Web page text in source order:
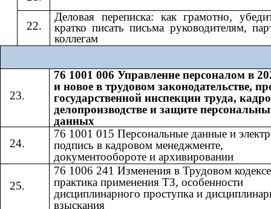
Деловая переписка: как грамотно,
кратко писать письма руководителям,
коллегам
76 1001 006 Управление персоналом в
и новое в трудовом законодательстве,
государственной инспекции труда,
делопроизводстве и защите
данных
76 1001 015 Персональные данные и
подпись в кадровом менеджменте,
документообороте и архивировании
76 1006 241 Изменения в Трудовом
практика применения ТЗ, особенности
дисциплинарного проступка и
взыскания